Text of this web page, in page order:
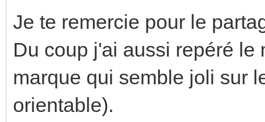
Je te remercie pour le
Du coup j'ai aussi repéré
marque qui semble joli sur
orientable).